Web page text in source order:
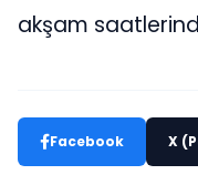
akşam
Facebook X